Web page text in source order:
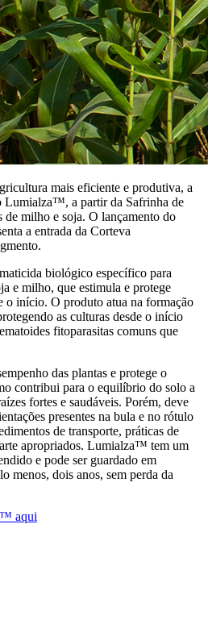
mais eficiente e produtiva, a
Lumialza™, a partir da Safrinha de
de milho e soja. O lançamento do
a entrada da Corteva
biológico específico para
e milho, que estimula e protege
o início. O produto atua na formação
as culturas desde o início
fitoparasitas comuns que
das plantas e protege o
contribui para o equilíbrio do solo a
fortes e saudáveis. Porém, deve
presentes na bula e no rótulo
de transporte, práticas de
apropriados. Lumialza™ tem um
e pode ser guardado em
menos, dois anos, sem perda da
aqui